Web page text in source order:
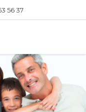
56 37
33 77